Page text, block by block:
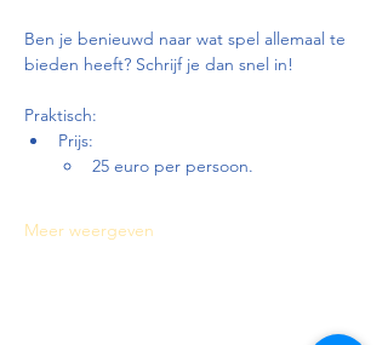
Ben je benieuwd naar wat spel allemaal te
bieden heeft? Schrijf je dan snel in!
Praktisch:
Prijs:
25 euro per persoon.
Meer weergeven